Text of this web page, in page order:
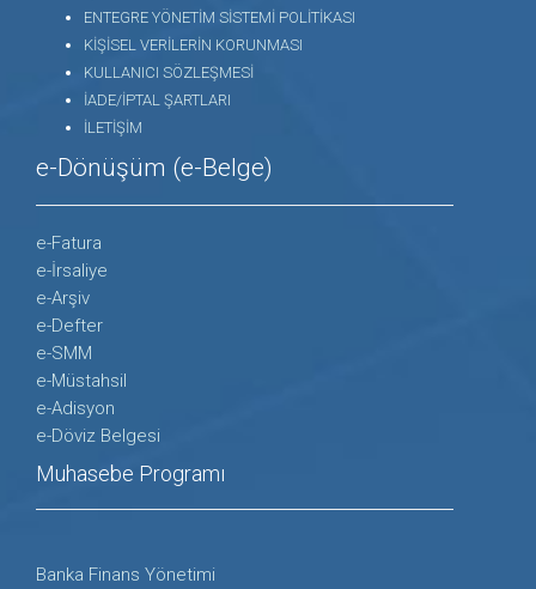
ENTEGRE YÖNETİM SİSTEMİ POLİTİKASI
KİŞİSEL VERİLERİN KORUNMASI
KULLANICI SÖZLEŞMESİ
İADE/İPTAL ŞARTLARI
İLETİŞİM
e-Dönüşüm (e-Belge)
e-Fatura
e-İrsaliye
e-Arşiv
e-Defter
e-SMM
e-Müstahsil
e-Adisyon
e-Döviz Belgesi
Muhasebe Programı
Banka Finans Yönetimi